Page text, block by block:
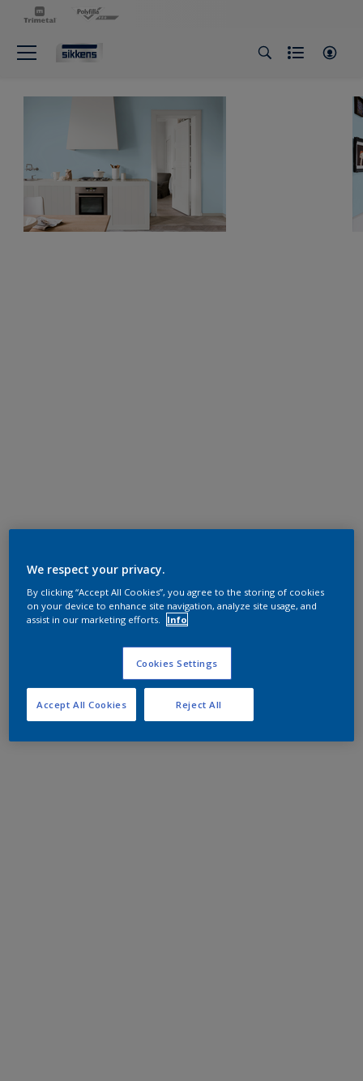
We respect your privacy.
By clicking “Accept All Cookies”, you agree to the storing of cookies
on your device to enhance site navigation, analyze site usage, and
assist in our marketing efforts.
Info
Cookies Settings
Reject All
Accept All Cookies